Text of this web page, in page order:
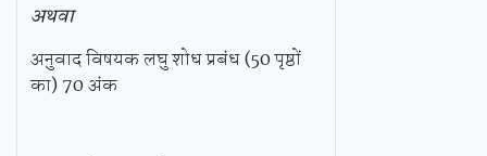
अथवा
अनुवाद विषयक लघु शोध प्रबंध (50 पृष्ठों
का) 70 अंक